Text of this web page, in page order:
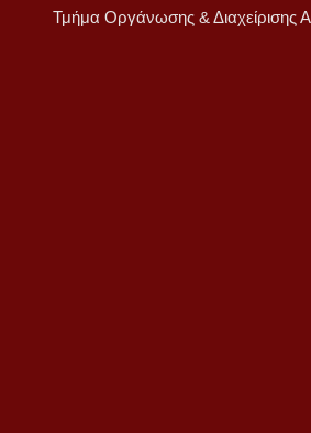
Τμήμα Οργάνωσης & Διαχείρισης